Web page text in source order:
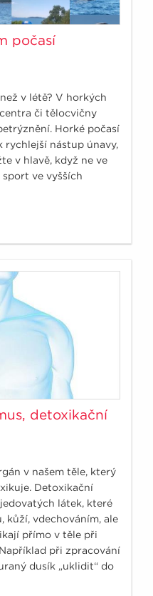
počasí
v létě? V horkých
či tělocvičny
Horké počasí
rychlejší nástup únavy,
v hlavě, když ne ve
ve vyšších
detoxikační
v našem těle, který
Detoxikační
látek, které
kůží, vdechováním, ale
přímo v těle při
při zpracování
dusík „uklidit“ do